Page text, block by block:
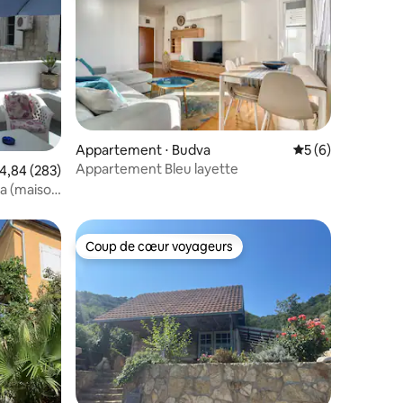
: 4,55 sur 5
moyenne sur la base de 283 commentaires : 4,84 sur 5
4,84 (283)
(maison
Appartement ⋅ Budva Évaluation
5 (6)
Appartement Bleu layette
appréciés Coup de cœur voyageurs
Coup de cœur voyageurs